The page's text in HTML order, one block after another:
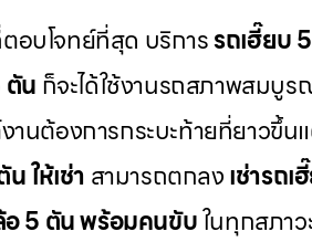
อบโจทย์ที่สุด บริการรถเฮี๊ยบ
ตัน ก็จะได้ใช้งานรถสภาพสมบู
นต้องการกระบะท้ายที่ยาวขึ้น
ให้เช่า สามารถตกลงเช่ารถ
อ 5 ตัน พร้อมคนขับในทุกสภา